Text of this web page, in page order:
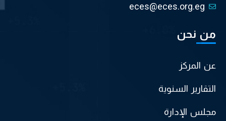
eces@eces.org.eg
من نحن
عن المركز
التقارير السنوية
مجلس الإدارة